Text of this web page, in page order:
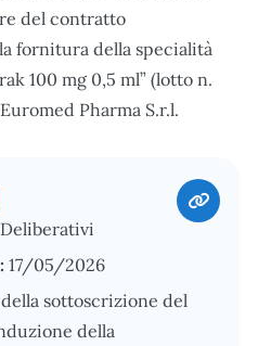
del contratto
fornitura della specialità
100 mg 0,5 ml” (lotto n.
Pharma S.r.l.
17/05/2026
sottoscrizione del
della